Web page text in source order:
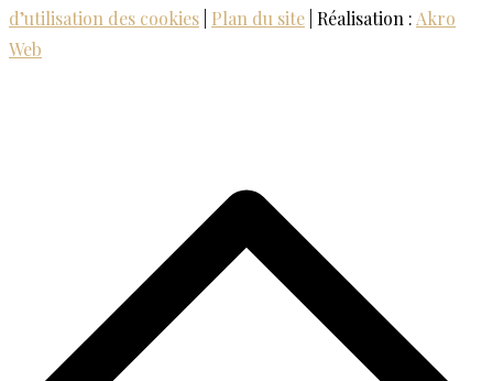
d’utilisation des cookies Plan du site | Réalisation : Akro
Web